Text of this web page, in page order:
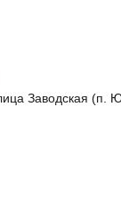
Заводская (п.